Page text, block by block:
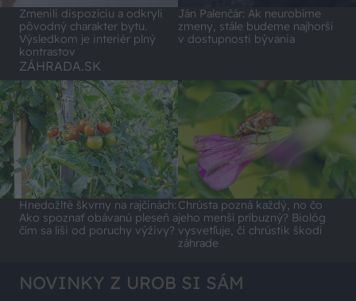
Zmenili dispozíciu a odkryli
pôvodný charakter bytu.
Výsledkom je interiér plný
kontrastov
Ján Palenčár: Ak neurobíme
zmeny, stále budeme najhorší
v dostupnosti bývania
ZÁHRADA.SK
Hnedožlté škvrny na rajčinách:
Ako spoznať obávanú pleseň a
čím sa líši od poruchy výživy?
Chrústa pozná každý, no čo
jeho menší príbuzný? Biológ
vysvetľuje, či chrústik škodí
záhrade
NOVINKY Z UROB SI SÁM